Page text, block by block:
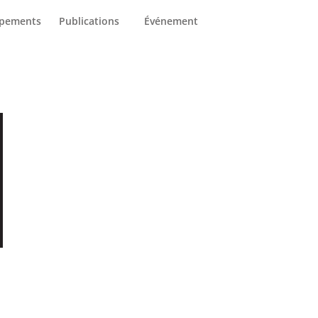
Nous joindre
Publications Événement